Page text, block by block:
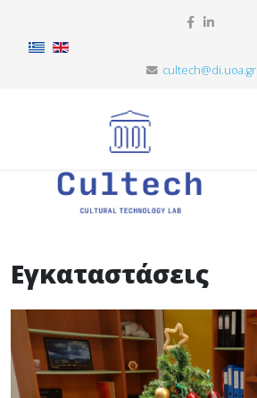
cultech@di.uoa.gr
Εγκαταστάσεις